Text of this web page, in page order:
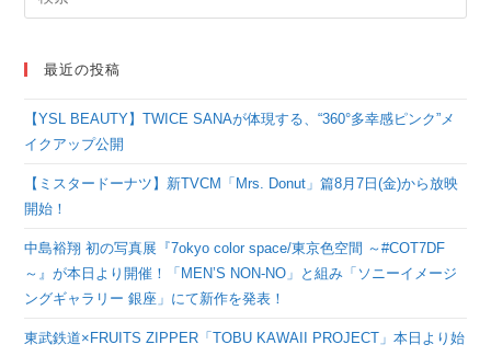
最近の投稿
【YSL BEAUTY】TWICE SANAが体現する、“360°多幸感ピンク”メ
イクアップ公開
【ミスタードーナツ】新TVCM「Mrs. Donut」篇8月7日(金)から放映
開始！
中島裕翔 初の写真展『7okyo color space/東京色空間 ～#COT7DF
～』が本日より開催！「MEN’S NON-NO」と組み「ソニーイメージ
ングギャラリー 銀座」にて新作を発表！
東武鉄道×FRUITS ZIPPER「TOBU KAWAII PROJECT」本日より始